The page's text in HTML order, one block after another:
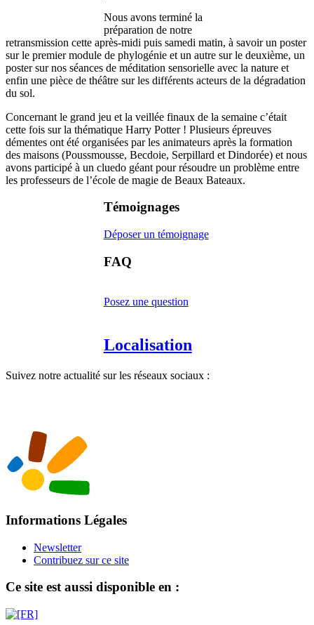
Nous avons terminé la
préparation de notre
retransmission cette après-midi puis samedi matin, à savoir un poster
sur le premier module de phylogénie et un autre sur le deuxième, un
poster sur nos séances de méditation sensorielle avec la nature et
enfin une pièce de théâtre sur les différents acteurs de la dégradation
du sol.
Concernant le grand jeu et la veillée finaux de la semaine c’était
cette fois sur la thématique Harry Potter ! Plusieurs épreuves
démentes ont été organisées par les animateurs après la formation
des maisons (Poussmousse, Becdoie, Serpillard et Dindorée) et nous
avons participé à un cluedo géant pour résoudre un problème entre
les professeurs de l’école de magie de Beaux Bateaux.
Témoignages
Déposer un témoignage
FAQ
Posez une question
Localisation
Suivez notre actualité sur les réseaux sociaux :
Informations Légales
Newsletter
Contribuez sur ce site
Ce site est aussi disponible en :